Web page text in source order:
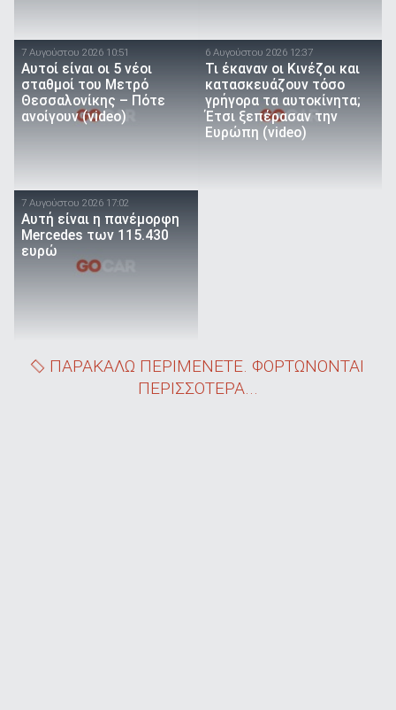
7 Αυγούστου 2026 10:51
Αυτοί είναι οι 5 νέοι
σταθμοί του Μετρό
Θεσσαλονίκης – Πότε
ανοίγουν (video)
6 Αυγούστου 2026 12:37
Τι έκαναν οι Κινέζοι και
κατασκευάζουν τόσο
γρήγορα τα αυτοκίνητα;
Έτσι ξεπέρασαν την
Ευρώπη (video)
7 Αυγούστου 2026 17:02
Αυτή είναι η πανέμορφη
Mercedes των 115.430
ευρώ
ΠΑΡΑΚΑΛΩ ΠΕΡΙΜΕΝΕΤΕ. ΦΟΡΤΩΝΟΝΤΑΙ
ΠΕΡΙΣΣΟΤΕΡΑ...